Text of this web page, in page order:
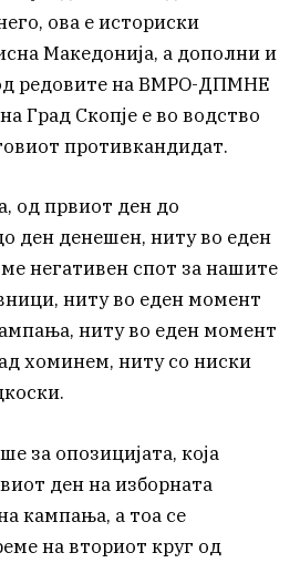
ова е историски
Македонија, а дополни и
редовите на ВМРО-ДПМНЕ
Град Скопје е во водство
противкандидат.
од првиот ден до
ден денешен, ниту во еден
негативен спот за нашите
ниту во еден момент
ниту во еден момент
хоминем, ниту со ниски
за опозицијата, која
ден на изборната
кампања, а тоа се
на вториот круг од